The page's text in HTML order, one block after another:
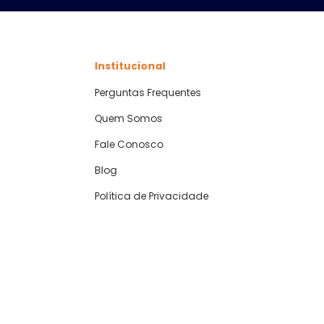
Institucional
Perguntas Frequentes
Quem Somos
Fale Conosco
Blog
Política de Privacidade